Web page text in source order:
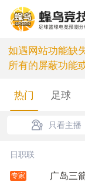
如遇网站功能缺
所有的屏蔽功能
热门 足球
只看主播
日职联
专家 广岛三